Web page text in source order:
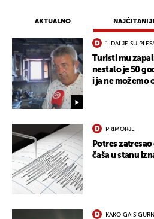
AKTUALNO
"I DALJE SU
Turisti mu
nestalo je 50
i ja ne možemo
PRIMORJE
Potres
čaša u stanu
KAKO GA